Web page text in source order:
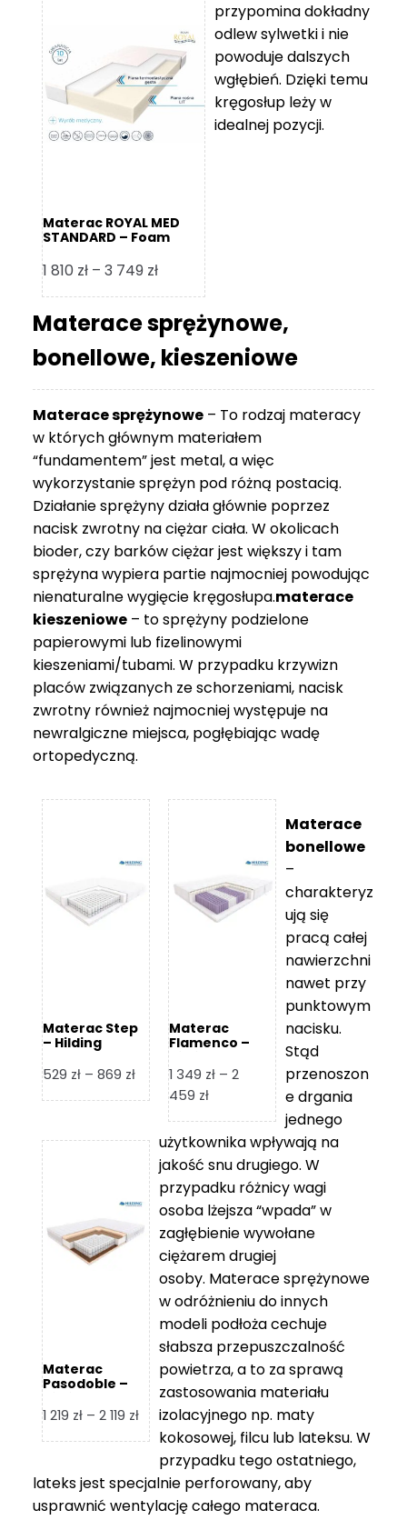
119 zł
do
11
670 zł
Materac ROYAL MED
STANDARD – Foam
1 810 zł – 3 749 złZakres
cen:
od
1
810 zł
749 zł
przypomina dokładny
odlew sylwetki i nie
powoduje dalszych
wgłębień. Dzięki temu
kręgosłup leży w
idealnej pozycji.
Materace sprężynowe,
bonellowe, kieszeniowe
Materace sprężynowe – To rodzaj materacy
w których głównym materiałem
“fundamentem” jest metal, a więc
wykorzystanie sprężyn pod różną postacią.
Działanie sprężyny działa głównie poprzez
nacisk zwrotny na ciężar ciała. W okolicach
bioder, czy barków ciężar jest większy i tam
sprężyna wypiera partie najmocniej powodując
nienaturalne wygięcie kręgosłupa.materace
kieszeniowe – to sprężyny podzielone
papierowymi lub fizelinowymi
kieszeniami/tubami. W przypadku krzywizn
placów związanych ze schorzeniami, nacisk
zwrotny również najmocniej występuje na
newralgiczne miejsca, pogłębiając wadę
ortopedyczną.
Materac Step
– Hilding
529 zł – 869 złZakres
cen:
529 zł
do
869 zł
Materac
Flamenco –
1 349 zł – 2
459 złZakres
od
1
349 zł
2
459 zł
Materac
Pasodoble –
1 219 zł – 2 119 złZakres
cen:
1
219 zł
do
Materace
bonellowe
–
charakteryz
ują się
pracą całej
nawierzchni
nawet przy
punktowym
nacisku.
Stąd
przenoszon
e drgania
jednego
użytkownika wpływają na
jakość snu drugiego. W
przypadku różnicy wagi
osoba lżejsza “wpada” w
zagłębienie wywołane
ciężarem drugiej
osoby. Materace sprężynowe
w odróżnieniu do innych
modeli podłoża cechuje
słabsza przepuszczalność
powietrza, a to za sprawą
zastosowania materiału
izolacyjnego np. maty
kokosowej, filcu lub lateksu. W
przypadku tego ostatniego,
lateks jest specjalnie perforowany, aby
usprawnić wentylację całego materaca.